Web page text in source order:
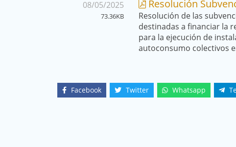
08/05/2025
73.36KB
Resolución
Resolución de las
destinadas a financiar la
para la ejecución de
autoconsumo colectivos
Facebook Twitter Whatsapp